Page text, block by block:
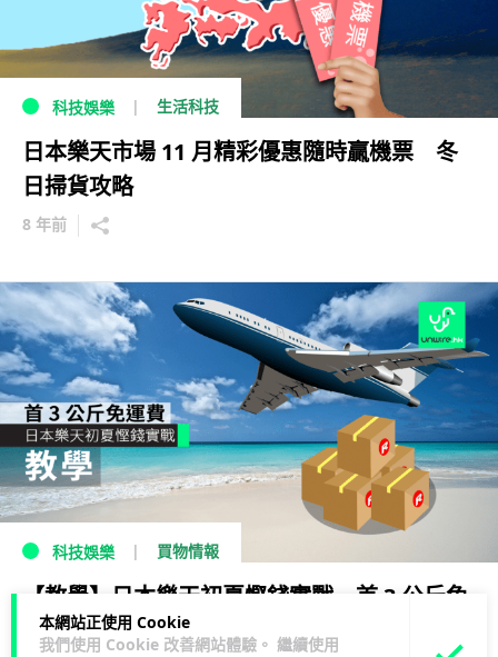
本網站正使用 Cookie
我們使用 Cookie 改善網站體驗。 繼續使用
科技娛樂 生活科技
日本樂天市場 11 月精彩優惠隨時贏機票 冬
日掃貨攻略
8 年前
科技娛樂 買物情報
【教學】日本樂天初夏慳錢實戰 首 3 公斤免
運費